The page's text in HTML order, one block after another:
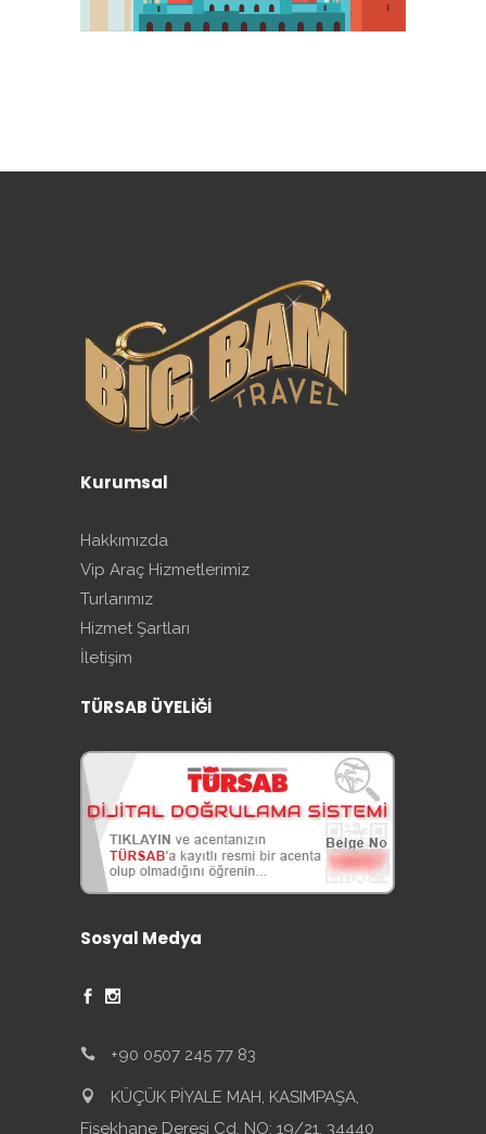
Kurumsal
Hakkımızda
Vip Araç Hizmetlerimiz
Turlarımız
Hizmet Şartları
İletişim
TÜRSAB ÜYELİĞİ
Sosyal Medya
+90 0507 245 77 83
KÜÇÜK PİYALE MAH, KASIMPAŞA,
Fişekhane Deresi Cd. NO: 19/21, 34440